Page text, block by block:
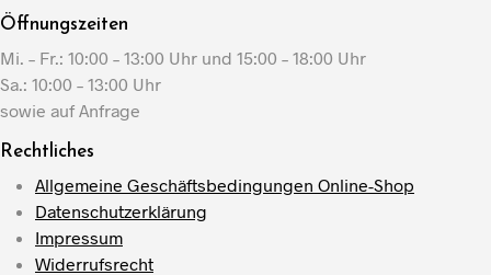
Öffnungszeiten
Mi. – Fr.: 10:00 – 13:00 Uhr und 15:00 – 18:00 Uhr
Sa.: 10:00 – 13:00 Uhr
sowie auf Anfrage
Rechtliches
Allgemeine Geschäftsbedingungen Online-Shop
Datenschutzerklärung
Impressum
Widerrufsrecht